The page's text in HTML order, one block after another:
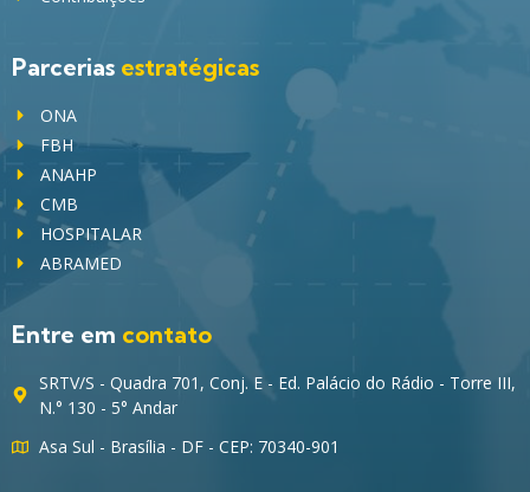
Parcerias estratégicas
ONA
FBH
ANAHP
CMB
HOSPITALAR
ABRAMED
Entre em contato
SRTV/S - Quadra 701, Conj. E - Ed. Palácio do Rádio - Torre III,
N.° 130 - 5° Andar
Asa Sul - Brasília - DF - CEP: 70340-901